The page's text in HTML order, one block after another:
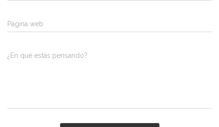
Página web
¿En qué estás pensando?